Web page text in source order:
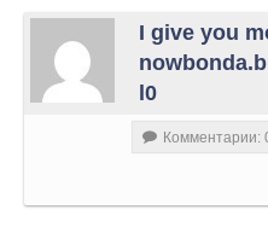
I give you
l0
Комментарии: